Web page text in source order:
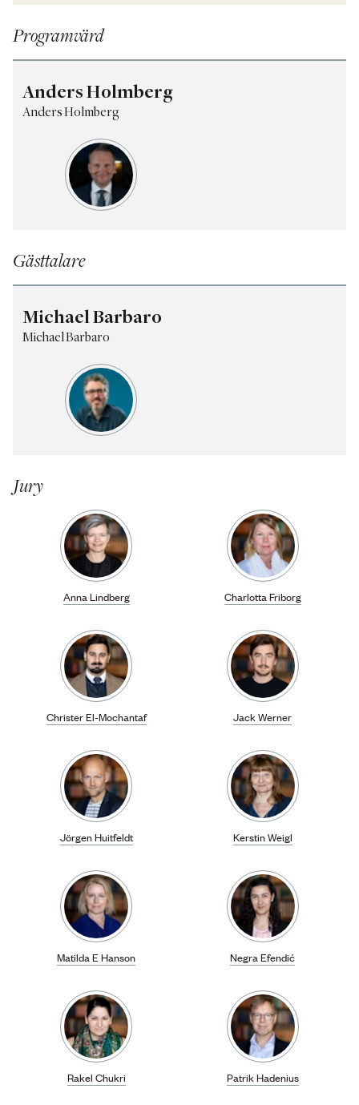
Programvärd
Anders Holmberg
Anders Holmberg
Gästtalare
Michael Barbaro
Michael Barbaro
Jury
Anna Lindberg Charlotta Friborg
Christer El-Mochantaf Jack Werner
Jörgen Huitfeldt Kerstin Weigl
Matilda E Hanson Negra Efendić
Rakel Chukri Patrik Hadenius